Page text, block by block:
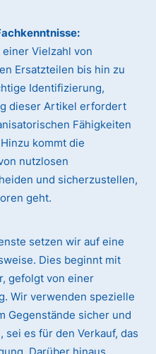
Vielzahl von
Ersatzteilen bis hin zu
Identifizierung,
dieser Artikel erfordert
Fähigkeiten
kommt die
nutzlosen
und sicherzustellen,
geht.
setzen wir auf eine
Dies beginnt mit
gefolgt von einer
Wir verwenden spezielle
Gegenstände sicher und
es für den Verkauf, das